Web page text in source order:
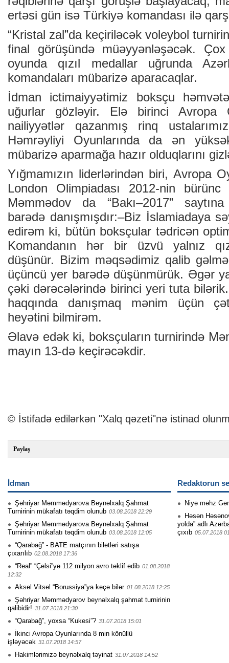
ertəsi gün isə Türkiyə komandası ilə
“Kristal zal”da keçiriləcək voleybol
final görüşündə müəyyənləşəcək.
oyunda qızıl medallar uğrunda
komandaları mübarizə aparacaqlar.
İdman ictimaiyyətimiz boksçu
uğurlar gözləyir. Elə birinci Avropa
nailiyyətlər qazanmış rinq
Həmrəyliyi Oyunlarında da ən
mübarizə aparmağa hazır olduqlarını
Yığmamızın liderlərindən biri, Avropa
London Olimpiadası 2012-nin bürünc
Məmmədov da “Bakı–2017”
barədə danışmışdır:–Biz İslamiadaya
edirəm ki, bütün boksçular tədricən
Komandanın hər bir üzvü yalnız
düşünür. Bizim məqsədimiz qalib
üçüncü yer barədə düşünmürük. Əgər
çəki dərəcələrində birinci yeri tuta
haqqında danışmaq mənim üçün
heyətini bilmirəm.
Əlavə edək ki, boksçuların turnirində
mayın 13-də keçirəcəkdir.
© İstifadə edilərkən "Xalq qəzeti"nə istinad
Paylaş
İdman
Şəhriyar Məmmədyarova Beynəlxalq Şahmat
Turnirinin mükafatı təqdim olunub 03.08.2018 22:29
Şəhriyar Məmmədyarova Beynəlxalq Şahmat
Turnirinin mükafatı təqdim olunub 03.08.2018 12:05
“Qarabağ” - BATE matçının biletləri satışa
çıxarılıb 02.08.2018 17:36
“Real” “Çelsi”yə 112 milyon avro təklif edib 01.08.2018
12:32
Aksel Vitsel “Borussiya”ya keçə bilər 01.08.2018 12:25
Şəhriyar Məmmədyarov beynəlxalq şahmat turnirinin
qalibidir! 31.07.2018 21:30
“Qarabağ”, yoxsa “Kukesi”? 31.07.2018 15:01
İkinci Avropa Oyunlarında 8 min könüllü
işləyəcək 31.07.2018 14:57
Hakimlərimizə beynəlxalq təyinat 31.07.2018 14:52
Redaktorun
Niyə məhz
Həsən
yolda” adlı
çıxıb 05.07.2018